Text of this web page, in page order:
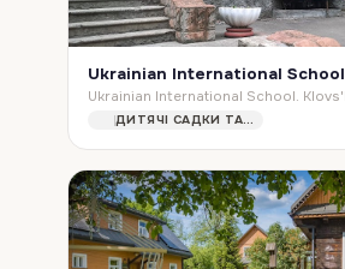
Ukrainian International School
ДИТЯЧІ САДКИ ТА ШКОЛИ